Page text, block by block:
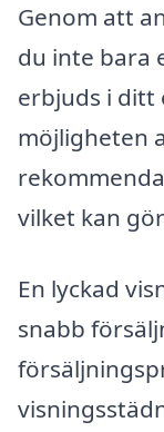
Genom att
du inte bara
erbjuds i ditt
möjligheten
vilket kan
En lyckad
snabb